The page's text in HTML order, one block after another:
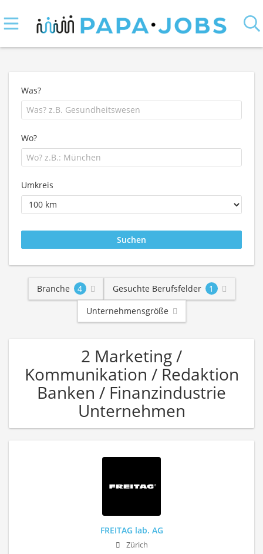
Was?
Wo?
Umkreis
Branche 4 Gesuchte Berufsfelder
1
Unternehmensgröße
2 Marketing /
Kommunikation / Redaktion
Banken / Finanzindustrie
Unternehmen
FREITAG lab. AG
Zürich